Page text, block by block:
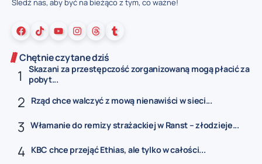
Śledź nas, aby być na bieżąco z tym, co ważne!
Chętnie czytane dziś
Skazani za przestępczość zorganizowaną mogą płacić za
pobyt...
Rząd chce walczyć z mową nienawiści w sieci...
Włamanie do remizy strażackiej w Ranst – złodzieje...
KBC chce przejąć Ethias, ale tylko w całości...